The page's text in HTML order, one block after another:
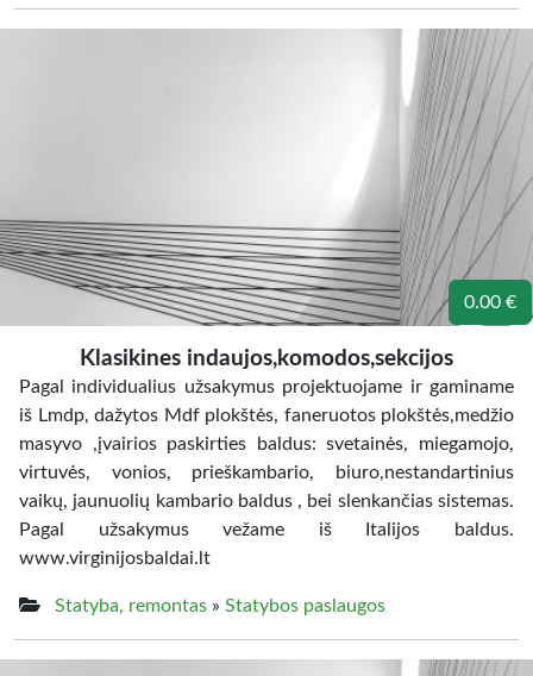
0.00 €
Klasikines indaujos,komodos,sekcijos
Pagal individualius užsakymus projektuojame ir gaminame
iš Lmdp, dažytos Mdf plokštės, faneruotos plokštės,medžio
masyvo ,įvairios paskirties baldus: svetainės, miegamojo,
virtuvės, vonios, prieškambario, biuro,nestandartinius
vaikų, jaunuolių kambario baldus , bei slenkančias sistemas.
Pagal užsakymus vežame iš Italijos baldus.
www.virginijosbaldai.lt
Statyba, remontas » Statybos paslaugos